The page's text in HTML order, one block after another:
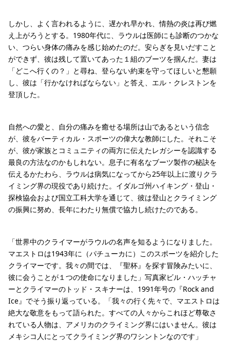
しかし、よく言われるように、遅かれ早かれ、情熱の炎は再び燃
え上がろうとする。1980年代に、ラウルは医師にも診断のつかな
い、つらい身体の痛みを感じ始めたのだ。安らぎを見いだすこと
ができず、彼は残して置いてあった１組のブーツを掴んだ。妻は
「どこへ行くの？」と尋ね、登らない約束を守ってほしいと懇願
し、彼は「行かなければならない」と答え、エル・クレストンを
登頂した。
自然への愛と、自分の痛みを癒せる場所は山であるという信念
が、彼をバーティカル・スポーツの偉大な教師にした。それこそ
が、彼が家族とコミュニティの両方に伝えたレガシーを認識する
最良の方法なのかもしれない。息子に有名なブーツ製作の秘訣を
伝えるかたわら、ラウルは病気になってから25年以上に渡りクラ
イミング界の現役であり続けた。イダルゴ州ハイキング・登山・
探検協会および国立工科大学を通じて、彼は登山とクライミング
の振興に努め、長年にわたり無償で協力し続けたのである。
「世界中のクライマーがラウルの名声を知るようになりました。
マエストロは1943年に（パチューカに）このスポーツを紹介した
クライマーです。我々の間では、『聖杯』を探す冒険みたいに、
彼に会うことが１つの使命になりました」写真家ビル・ハッチャ
ーとクライマーのトッド・スキナーは、1991年号の『Rock and
Ice』でそう振り返っている。「我々の行く先々で、マエストロは
絶大な敬意をもって語られた。すべての人々からこれほど尊敬さ
れている人物は、アメリカのクライミング界にはいません。彼は
メキシコ人にとってクライミング界のワシントンなのです」